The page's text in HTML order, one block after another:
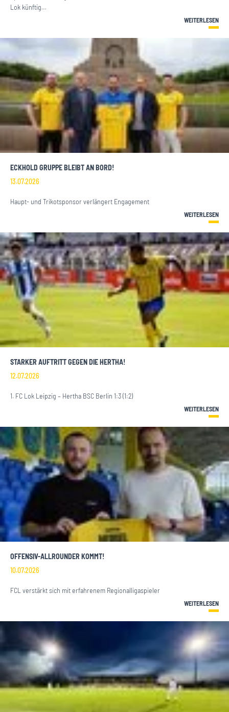
Lok künftig…
WEITERLESEN
ECKHOLD GRUPPE BLEIBT AN BORD!
13.07.2026
Haupt- und Trikotsponsor verlängert Engagement
WEITERLESEN
STARKER AUFTRITT GEGEN DIE HERTHA!
12.07.2026
1. FC Lok Leipzig – Hertha BSC Berlin 1:3 (1:2)
WEITERLESEN
OFFENSIV-ALLROUNDER KOMMT!
10.07.2026
FCL verstärkt sich mit erfahrenem Regionalligaspieler
WEITERLESEN